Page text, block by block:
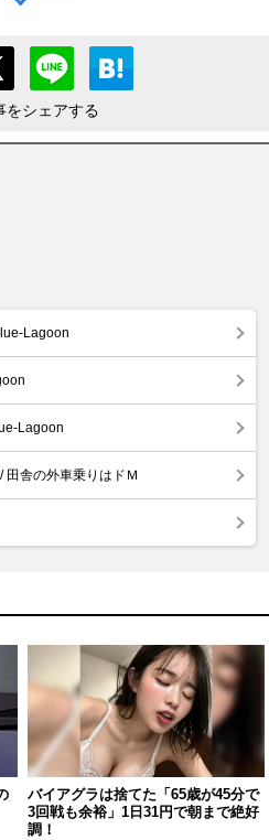
をシェアする
Lagoon
Lagoon
田舎の外車乗りはドＭ
バイアグラは捨てた「65歳が45分で
3回戦も余裕」1日31円で朝まで絶好
調！